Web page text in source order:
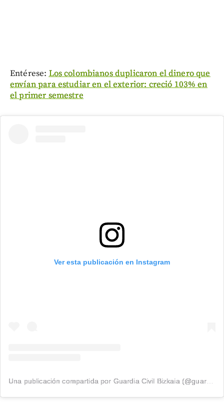
Entérese: Los colombianos duplicaron el dinero que
envían para estudiar en el exterior: creció 103% en
el primer semestre
Ver esta publicación en Instagram
Una publicación compartida por Guardia Civil Bizkaia (@guardiacivilbizkaia)